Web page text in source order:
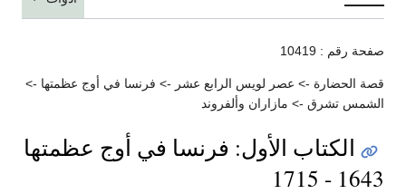
صفحة رقم : 10419
قصة الحضارة -> عصر لويس الرابع عشر -> فرنسا في أوج عظمتها ->
الشمس تشرق -> مازاران وألفروند
الكتاب الأول: فرنسا في أوج عظمتها
1643 - 1715